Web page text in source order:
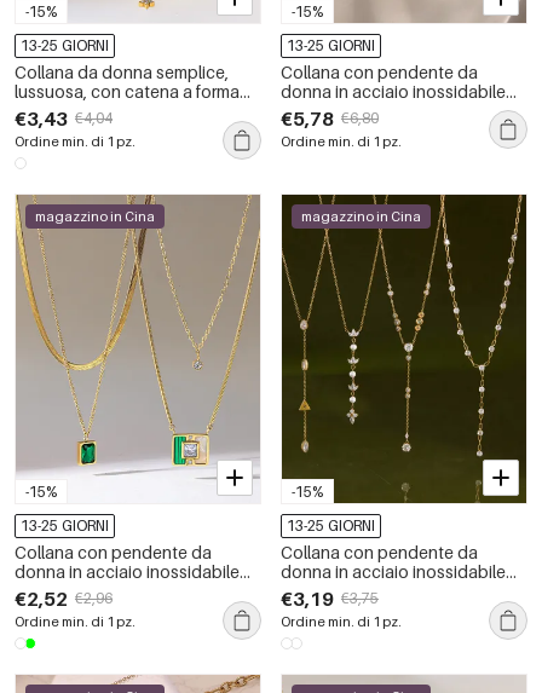
-15%
13-25 GIORNI
Collana da donna semplice,
lussuosa, con catena a forma
geometrica, in acciaio
inossidabile color oro
impermeabile e zirconi.
€3,43 €4,04
Ordine min. di 1 pz.
-15%
13-25 GIORNI
Collana con pendente da
donna in acciaio inossidabile
impermeabile color oro con
zirconi
€5,78 €6,80
Ordine min. di 1 pz.
-15%
magazzino in Cina
13-25 GIORNI
Collana con pendente da
donna in acciaio inossidabile
impermeabile color oro con
zirconi
€2,52 €2,96
Ordine min. di 1 pz.
-15%
magazzino in Cina
13-25 GIORNI
Collana con pendente da
donna in acciaio inossidabile
impermeabile color oro con
zirconi
€3,19 €3,75
Ordine min. di 1 pz.